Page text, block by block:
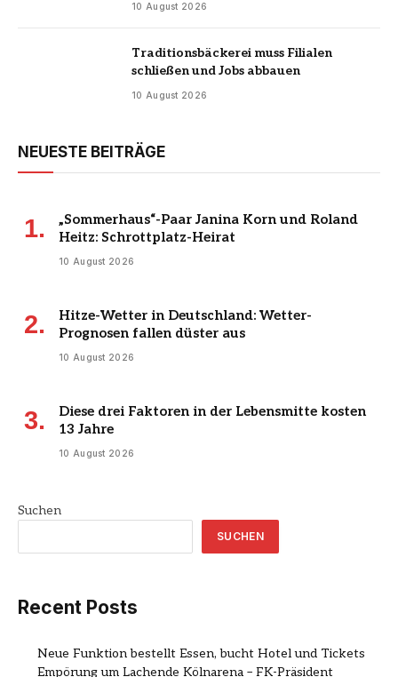
10 August 2026
Traditionsbäckerei muss Filialen
schließen und Jobs abbauen
10 August 2026
NEUESTE BEITRÄGE
„Sommerhaus“-Paar Janina Korn und Roland
Heitz: Schrottplatz-Heirat
10 August 2026
Hitze-Wetter in Deutschland: Wetter-
Prognosen fallen düster aus
10 August 2026
Diese drei Faktoren in der Lebensmitte kosten
13 Jahre
10 August 2026
Suchen
SUCHEN
Recent Posts
Neue Funktion bestellt Essen, bucht Hotel und Tickets
Empörung um Lachende Kölnarena – FK-Präsident